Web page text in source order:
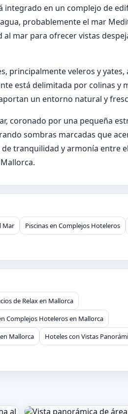
en un complejo de
probablemente el mar
mar para ofrecer vistas
principalmente veleros y yates,
está delimitada por colinas y
un entorno natural y
coronado por una pequeña
sombras marcadas que
tranquilidad y armonía entre
Mar Piscinas en Complejos Hoteleros
de Relax en Mallorca
Complejos Hoteleros en Mallorca
Mallorca
Hoteles con Vistas